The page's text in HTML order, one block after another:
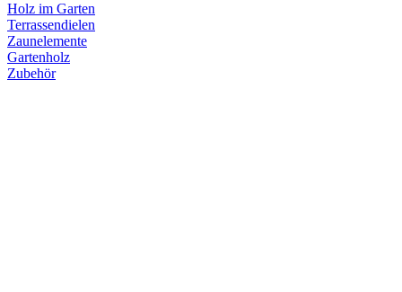
Holz im Garten
Terrassendielen
Zaunelemente
Gartenholz
Zubehör